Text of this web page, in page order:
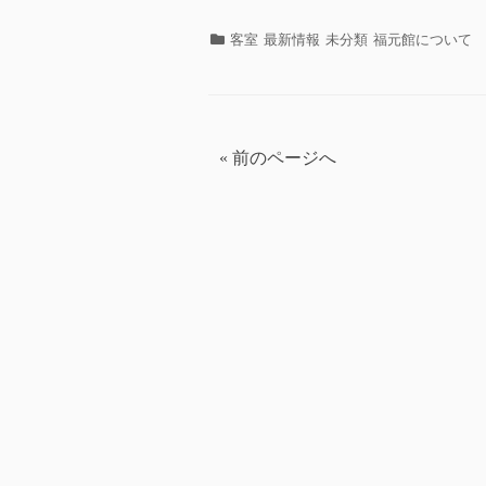
カ 客室 最新情報 未分類 福元館について
投
« 前のページへ